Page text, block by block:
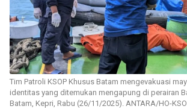
Tim Patroli KSOP Khusus Batam mengevakuasi
identitas yang ditemukan mengapung di perairan
Batam, Kepri, Rabu (26/11/2025). ANTARA/HO-